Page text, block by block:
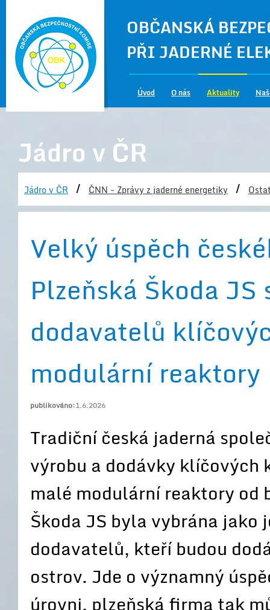
OBČANSKÁ
PŘI JADERNÉ
Úvod O nás Aktuality
Jádro v ČR
Jádro v ČR / ČNN - Zprávy z jaderné energetiky /
Velký úspěch
Plzeňská Škoda
dodavatelů
modulární reaktory
publikováno:1.6.2026
Tradiční česká jaderná
výrobu a dodávky klíčových
malé modulární reaktory od
Škoda JS byla vybrána jako
dodavatelů, kteří budou
ostrov. Jde o významný
úrovni, plzeňská firma tak